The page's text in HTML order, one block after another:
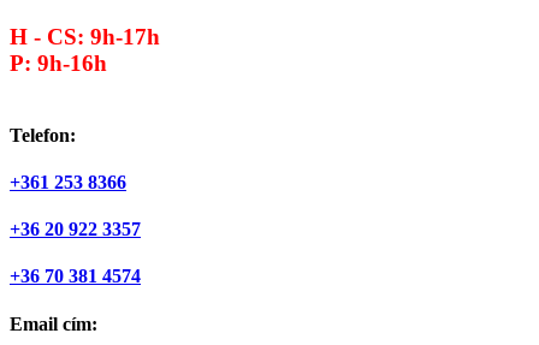
H - CS: 9h-17h
P: 9h-16h
Telefon:
+361 253 8366
+36 20 922 3357
+36 70 381 4574
Email cím: